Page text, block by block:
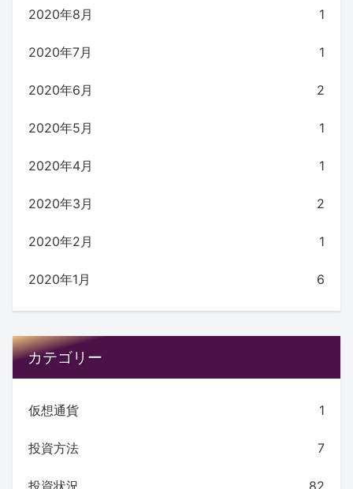
2020年8月 1
2020年7月 1
2020年6月 2
2020年5月 1
2020年4月 1
2020年3月 2
2020年2月 1
2020年1月 6
カテゴリー
仮想通貨 1
投資方法 7
投資状況 82